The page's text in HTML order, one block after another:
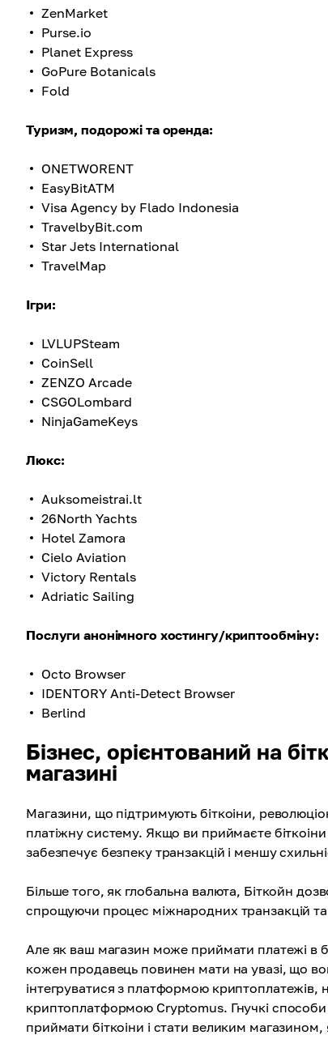
ZenMarket
Purse.io
Planet Express
GoPure Botanicals
Fold
Туризм, подорожі та оренда:
ONETWORENT
EasyBitATM
Visa Agency by Flado Indonesia
TravelbyBit.com
Star Jets International
TravelMap
Ігри:
LVLUPSteam
CoinSell
ZENZO Arcade
CSGOLombard
NinjaGameKeys
Люкс:
Auksomeistrai.lt
26North Yachts
Hotel Zamora
Cielo Aviation
Victory Rentals
Adriatic Sailing
Послуги анонімного хостингу/криптообміну:
Octo Browser
IDENTORY Anti-Detect Browser
Berlind
Бізнес, орієнтований на
магазині
Магазини, що підтримують біткоіни,
платіжну систему. Якщо ви приймаєте
забезпечує безпеку транзакцій і меншу
Більше того, як глобальна валюта, Біткойн
спрощуючи процес міжнародних транзакцій та
Але як ваш магазин може приймати платежі в
кожен продавець повинен мати на увазі, що
інтегруватися з платформою
криптоплатформою Cryptomus. Гнучкі способи
приймати біткоіни і стати великим магазином,